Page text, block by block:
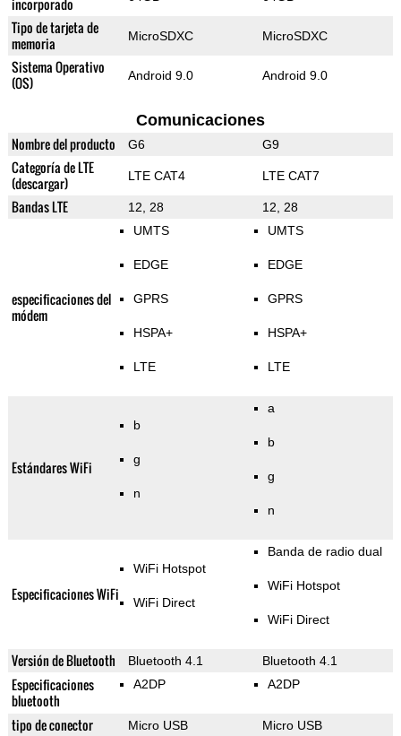
incorporado
Tipo de tarjeta de
memoria
MicroSDXC MicroSDXC
Sistema Operativo
(OS)
Android 9.0 Android 9.0
Comunicaciones
Nombre del producto G6 G9
Categoría de LTE
(descargar)
LTE CAT4 LTE CAT7
Bandas LTE 12, 28 12, 28
especificaciones del
módem
UMTS
EDGE
GPRS
HSPA+
LTE
UMTS
EDGE
GPRS
HSPA+
LTE
Estándares WiFi
b
g
n
a
b
g
n
Especificaciones WiFi
WiFi Hotspot
WiFi Direct
Banda de radio dual
WiFi Hotspot
WiFi Direct
Versión de Bluetooth Bluetooth 4.1 Bluetooth 4.1
Especificaciones
bluetooth
A2DP A2DP
tipo de conector Micro USB Micro USB